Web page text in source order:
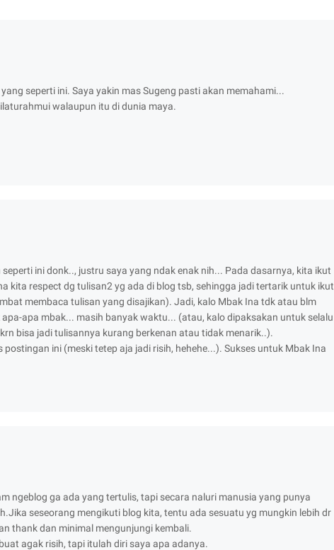
seperti ini. Saya yakin mas Sugeng pasti akan memahami...
walaupun itu di dunia maya.
ini donk.., justru saya yang ndak enak nih... Pada dasarnya, kita ikut
kita respect dg tulisan2 yg ada di blog tsb, sehingga jadi tertarik untuk ikut
membaca tulisan yang disajikan). Jadi, kalo Mbak Ina tdk atau blm
apa mbak... masih banyak waktu... (atau, kalo dipaksakan untuk selalu
bisa jadi tulisannya kurang berkenan atau tidak menarik..).
ini (meski tetep aja jadi risih, hehehe...). Sukses untuk Mbak Ina
ngeblog ga ada yang tertulis, tapi secara naluri manusia yang punya
seseorang mengikuti blog kita, tentu ada sesuatu yg mungkin lebih dr
thank dan minimal mengunjungi kembali.
agak risih, tapi itulah diri saya apa adanya.